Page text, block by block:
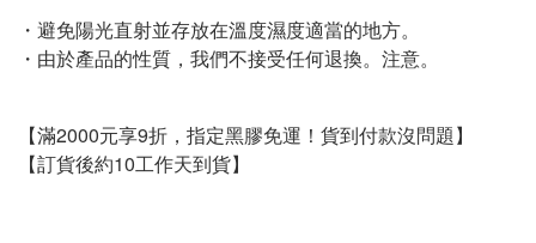
・避免陽光直射並存放在溫度濕度適當的地方。
・由於產品的性質，我們不接受任何退換。注意。
【滿2000元享9折，指定黑膠免運！貨到付款沒問題】
【訂貨後約10工作天到貨】